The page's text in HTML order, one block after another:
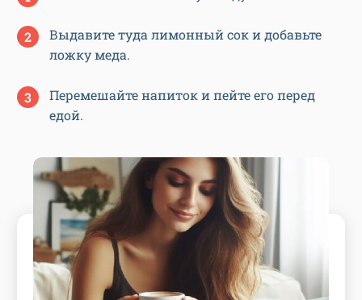
Выдавите туда лимонный сок и добавьте
ложку меда.
Перемешайте напиток и пейте его перед
едой.